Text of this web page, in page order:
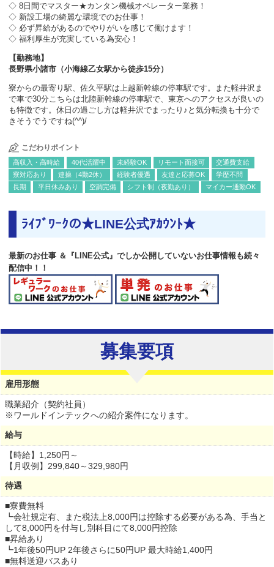
◇ 8日間でマスター★カンタン機械オペレーター業務！
◇ 新設工場の綺麗な環境でのお仕事！
◇ 必ず昇給があるのでやりがいを感じて働けます！
◇ 福利厚生が充実している為安心！
【勤務地】
長野県小諸市（小海線乙女駅から徒歩15分）
寮からの最寄り駅、佐久平駅は上越新幹線の停車駅です。また軽井沢ま
で車で30分こちらは北陸新幹線の停車駅で、東京へのアクセスが良いの
も特徴です。休日の過ごし方は軽井沢でまったり♪と気分転換も十分で
きそうでうですね(^^)/
こだわりポイント
高収入・高時給 40代活躍中 未経験OK リモート面接可
交通費支給
寮対応あり
連操（4勤2休） 経験者優遇 友達と応募OK
学歴不問
長期
平日休みあり 空調完備 シフト制（夜勤あり） マイカー通勤OK
ﾗｲﾌﾞﾜｰｸの★LINE公式ｱｶｳﾝﾄ★
最新のお仕事 ＆『LINE公式』でしか公開していないお仕事情報も続々
配信中！！
募集要項
雇用形態
職業紹介（契約社員）
※ワールドインテックへの紹介案件になります。
給与
【時給】 1,250円～
【月収例】299,840～329,980円
待遇
■寮費無料
┗会社規定有、また税法上8,000円は控除する必要がある為、手当と
して8,000円を付与し別科目にて8,000円控除
■昇給あり
┗1年後50円UP 2年後さらに50円UP 最大時給1,400円
■無料送迎バスあり